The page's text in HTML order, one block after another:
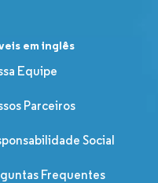
em inglês
Equipe
Parceiros
Social
Frequentes